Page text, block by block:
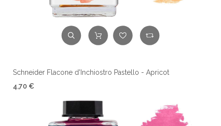
Schneider Flacone d'Inchiostro Pastello - Apricot
4,70 €